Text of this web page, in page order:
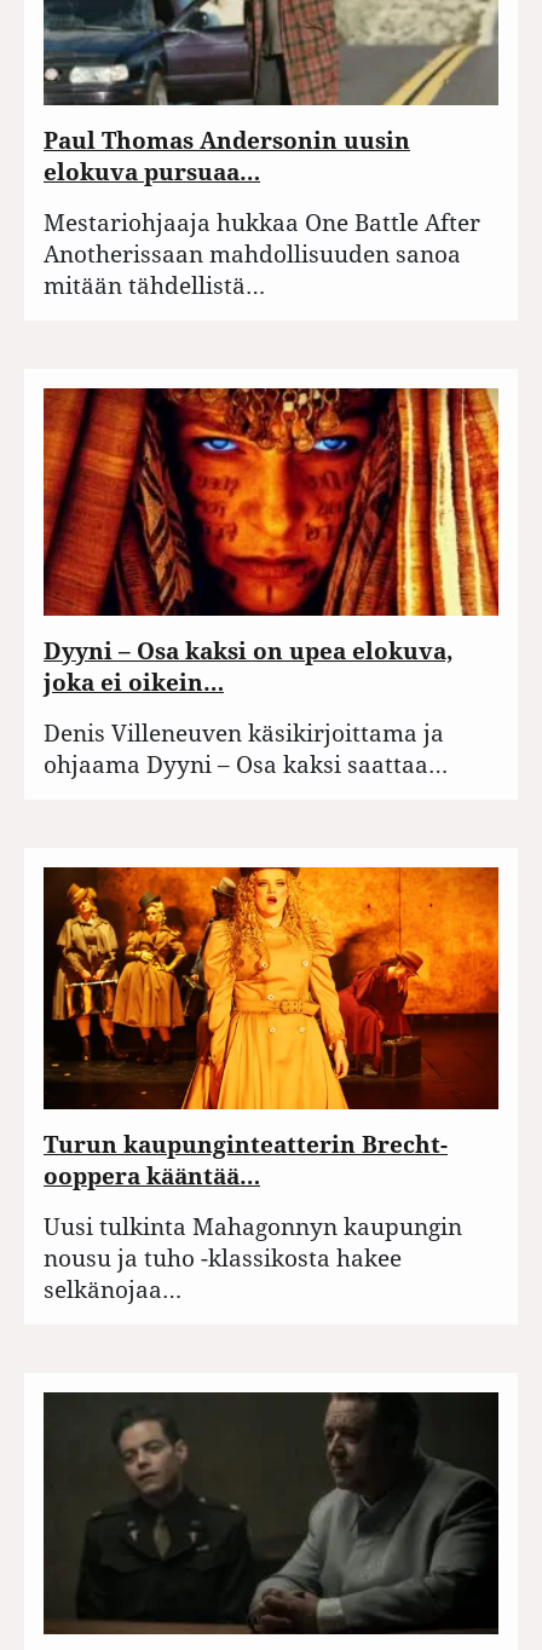
Paul Thomas Andersonin uusin
elokuva pursuaa…
Mestariohjaaja hukkaa One Battle After
Anotherissaan mahdollisuuden sanoa
mitään tähdellistä…
Dyyni – Osa kaksi on upea elokuva,
joka ei oikein…
Denis Villeneuven käsikirjoittama ja
ohjaama Dyyni – Osa kaksi saattaa…
Turun kaupunginteatterin Brecht-
ooppera kääntää…
Uusi tulkinta Mahagonnyn kaupungin
nousu ja tuho -klassikosta hakee
selkänojaa…